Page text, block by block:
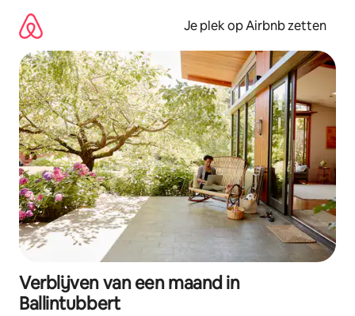
direct
naar
inhoud
Je plek op Airbnb zetten
Verblijven van een maand in
Ballintubbert